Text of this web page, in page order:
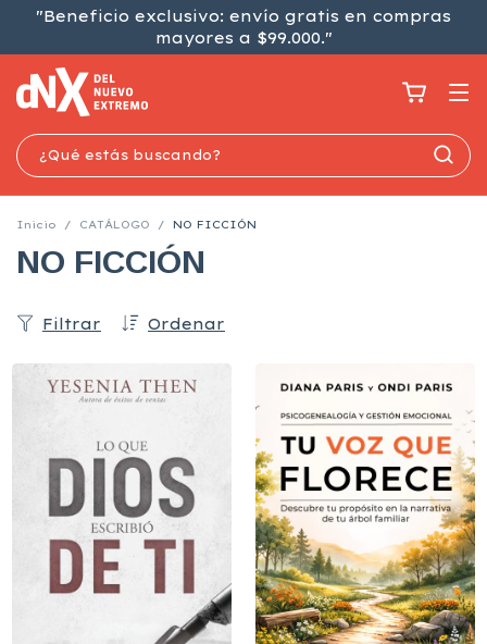
"Beneficio exclusivo: envío gratis en compras
mayores a $99.000."
Inicio / CATÁLOGO / NO FICCIÓN
NO FICCIÓN
Ordenar
Filtrar